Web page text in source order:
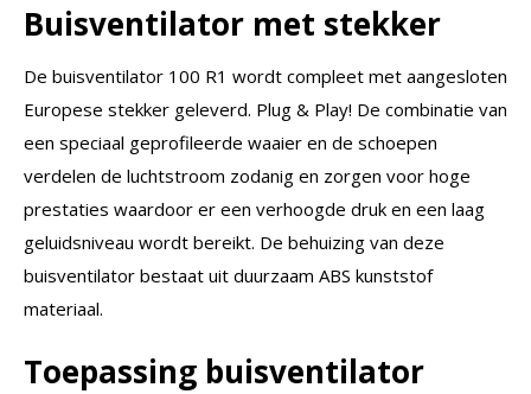
Buisventilator met stekker
De buisventilator 100 R1 wordt compleet met aangesloten
Europese stekker geleverd. Plug & Play! De combinatie van
een speciaal geprofileerde waaier en de schoepen
verdelen de luchtstroom zodanig en zorgen voor hoge
prestaties waardoor er een verhoogde druk en een laag
geluidsniveau wordt bereikt. De behuizing van deze
buisventilator bestaat uit duurzaam ABS kunststof
materiaal.
Toepassing buisventilator